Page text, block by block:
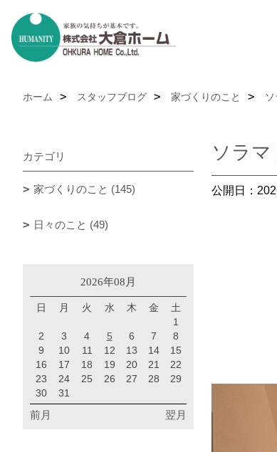
ホーム スタッフブログ 家づくりのこと
ソラ
公開日：
カテゴリ
家づくりのこと (145)
日々のこと (49)
2026年08月
日 月 火 水 木 金
土
1
2
3 4 5 6 7
8
9
10 11 12 13 14
15
16
17 18 19 20 21
22
23
24 25 26 27 28
29
30
31
前月 翌月